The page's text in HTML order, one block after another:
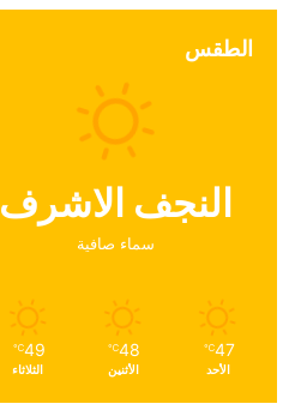
الطقس
النجف الاشرف
سماء صافية
47
℃
الأحد
48
℃
الأثنين
49
℃
الثلاثاء